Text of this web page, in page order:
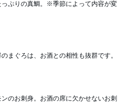
っぷりの真鯛。※季節によって内容が変
まぐろは、お酒との相性も抜群です。
のお刺身。お酒の席に欠かせないお刺